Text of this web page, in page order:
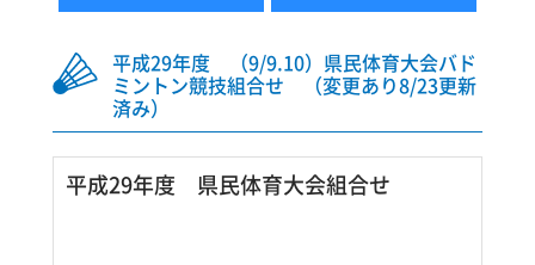
平成29年度 （9/9.10）県民体育大会バド
ミントン競技組合せ （変更あり8/23更新
済み）
平成29年度 県民体育大会組合せ